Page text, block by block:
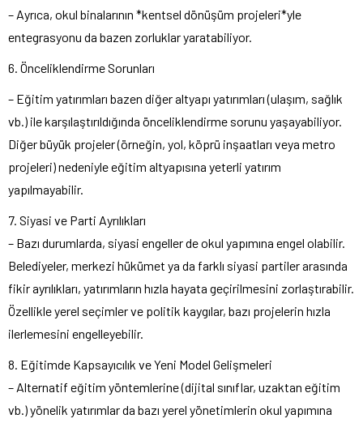
– Ayrıca, okul binalarının *kentsel dönüşüm projeleri*yle
entegrasyonu da bazen zorluklar yaratabiliyor.
6. Önceliklendirme Sorunları
– Eğitim yatırımları bazen diğer altyapı yatırımları (ulaşım, sağlık
vb.) ile karşılaştırıldığında önceliklendirme sorunu yaşayabiliyor.
Diğer büyük projeler (örneğin, yol, köprü inşaatları veya metro
projeleri) nedeniyle eğitim altyapısına yeterli yatırım
yapılmayabilir.
7. Siyasi ve Parti Ayrılıkları
– Bazı durumlarda, siyasi engeller de okul yapımına engel olabilir.
Belediyeler, merkezi hükümet ya da farklı siyasi partiler arasında
fikir ayrılıkları, yatırımların hızla hayata geçirilmesini zorlaştırabilir.
Özellikle yerel seçimler ve politik kaygılar, bazı projelerin hızla
ilerlemesini engelleyebilir.
8. Eğitimde Kapsayıcılık ve Yeni Model Gelişmeleri
– Alternatif eğitim yöntemlerine (dijital sınıflar, uzaktan eğitim
vb.) yönelik yatırımlar da bazı yerel yönetimlerin okul yapımına